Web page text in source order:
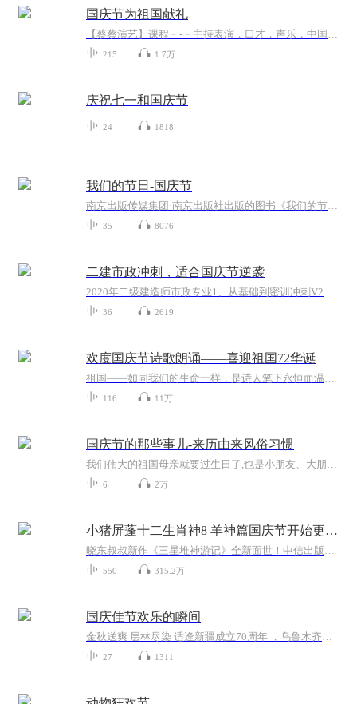
国庆节为祖国献礼
【蔡蔡演艺】课程﹣-﹣主持表演，口才，声乐，中国舞，民族舞。独特的小舞台，专业的录音棚，每一位同学都能成为优秀的小明星。独特的教学模式，轻松上课，快乐学习！知名主持人，舞蹈家，高级教师任职授课！江南总校：河沟街42号三楼 18545856430江北分校...
215 1.7万
庆祝七一和国庆节
24 1818
我们的节日-国庆节
南京出版传媒集团·南京出版社出版的图书《我们的节日》通过对中国节日文化和节日意义进行深度的挖掘，面向青少年群体构建独具特色的栏目内容，以此丰富春节、元宵节、清明节、端午节、七夕节、中秋节、重阳节等传统节日；六一节、教师节、国庆节等新兴节日的文化内涵和表现形式。促进青少年形成新的节日习俗，提升节日仪式感、认同感。音频作品由金陵朗读者联盟志愿者朗诵，南京音像出版社、金陵图书馆联合制作。
35 8076
二建市政冲刺，适合国庆节逆袭
2020年二级建造师市政专业1、从基础到密训冲刺V2、从精华课程到超压密押V3、0基础同步更新v4、持续更新到2020年考试V5、只要你跟着学让你一次稳拿证V6、渠道超压压题，超压三页纸等独家绝密压题!
36 2619
欢度国庆节诗歌朗诵——喜迎祖国72华诞
祖国——如同我们的生命一样，是诗人笔下永恒而温暖的主题。在祖国72周年华诞来临之际，特创建这个诗歌朗诵专辑，诵读经典爱国篇章，和大家一起歌颂祖国，向国庆的献礼！祝愿伟大的祖国繁荣富强，祝愿大家国庆节快乐，度过平安快乐的黄金周假期！
116 11万
国庆节的那些事儿-来历由来风俗习惯
我们伟大的祖国母亲就要过生日了,也是小朋友、大朋友们最喜欢的“国庆小长假”或说“黄金周”还有说”国庆7天乐”的，说法真是不一而足。那么“国庆节”是怎么来的？自古以来国庆节怎么庆贺？新中国国庆节的来历，以及新中国国庆节的庆贺方式又有哪些呢？ ...
6 2万
小猪屏蓬十二生肖神8 羊神篇国庆节开始更新啦！
晓东叔叔新作《三星堆神游记》全新面世！中信出版社出版！京东当当淘宝均有售！点蓝色字收听——《小猪屏蓬爆笑日记2024》《小猪屏蓬爆笑日记2》《小猪屏蓬爆笑日记1》让你笑得喘不上气！《我进故宫当富翁——小猪屏蓬故宫财商笔记》教你成为大富翁！《小...
550 315.2万
国庆佳节欢乐的瞬间
金秋送爽 层林尽染 适逢新疆成立70周年 ，乌鲁木齐于2025年9月23日迎来党中央和习大大带领的慰问团。新疆各族群众欢欣鼓舞，热烈欢迎。
27 1311